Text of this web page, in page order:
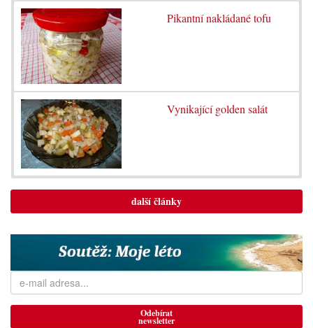
Pikantní nakládané tofu
Vynikající golden salát
další články
Odebírat
newsletter